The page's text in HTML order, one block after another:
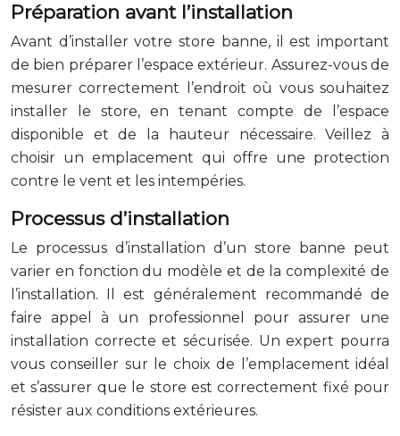
Préparation avant l’installation
Avant d’installer votre store banne, il est important
de bien préparer l’espace extérieur. Assurez-vous de
mesurer correctement l’endroit où vous souhaitez
installer le store, en tenant compte de l’espace
disponible et de la hauteur nécessaire. Veillez à
choisir un emplacement qui offre une protection
contre le vent et les intempéries.
Processus d’installation
Le processus d’installation d’un store banne peut
varier en fonction du modèle et de la complexité de
l’installation. Il est généralement recommandé de
faire appel à un professionnel pour assurer une
installation correcte et sécurisée. Un expert pourra
vous conseiller sur le choix de l’emplacement idéal
et s’assurer que le store est correctement fixé pour
résister aux conditions extérieures.